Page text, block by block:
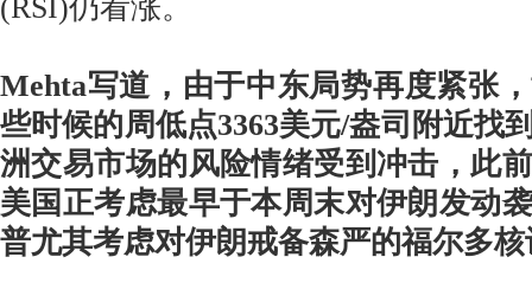
(RSI)仍看涨。
Mehta写道，由于中东局势再度紧张
些时候的周低点3363美元/盎司附近找
洲交易市场的风险情绪受到冲击，此
美国正考虑最早于本周末对伊朗发动
普尤其考虑对伊朗戒备森严的福尔多